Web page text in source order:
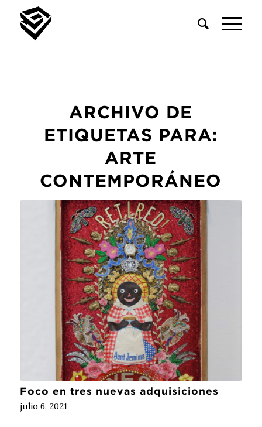
ARCHIVO DE
ETIQUETAS PARA:
ARTE
CONTEMPORÁNEO
Foco en tres nuevas adquisiciones
julio 6, 2021